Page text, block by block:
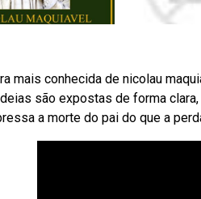
mais conhecida de nicolau
são expostas de forma
a morte do pai do que a